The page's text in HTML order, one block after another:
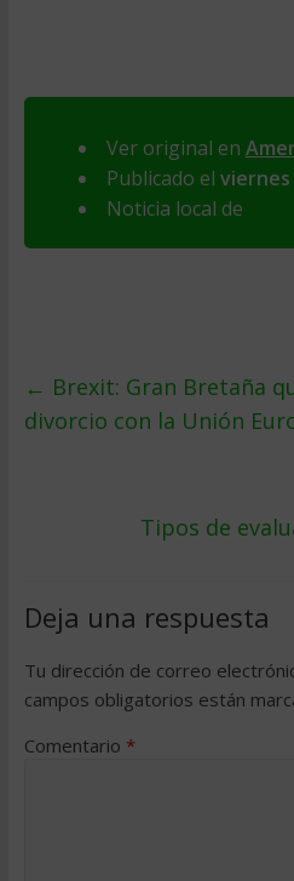
Ver original en
Publicado el viernes
Noticia local de
← Brexit: Gran Bretaña
divorcio con la Unión
Tipos de
Deja una respuesta
Tu dirección de correo
campos obligatorios están
Comentario *